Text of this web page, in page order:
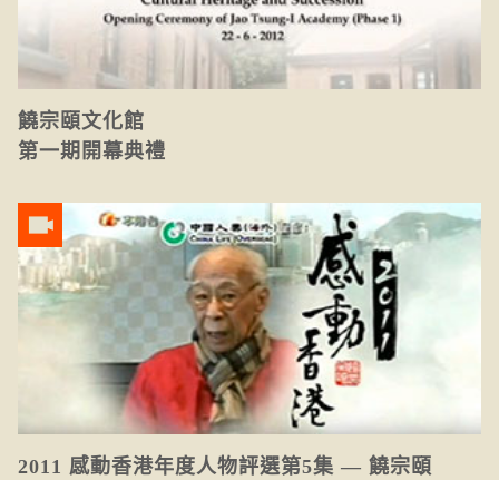
饒宗頤文化館
第一期開幕典禮
2011 感動香港年度人物評選第5集 — 饒宗頤